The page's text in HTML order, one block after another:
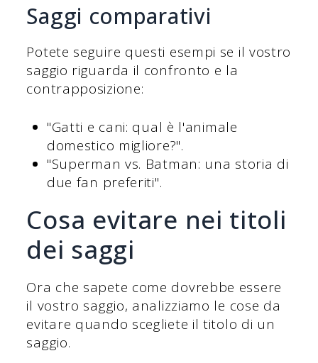
Saggi comparativi
Potete seguire questi esempi se il vostro
saggio riguarda il confronto e la
contrapposizione:
"Gatti e cani: qual è l'animale
domestico migliore?".
"Superman vs. Batman: una storia di
due fan preferiti".
Cosa evitare nei titoli
dei saggi
Ora che sapete come dovrebbe essere
il vostro saggio, analizziamo le cose da
evitare quando scegliete il titolo di un
saggio.